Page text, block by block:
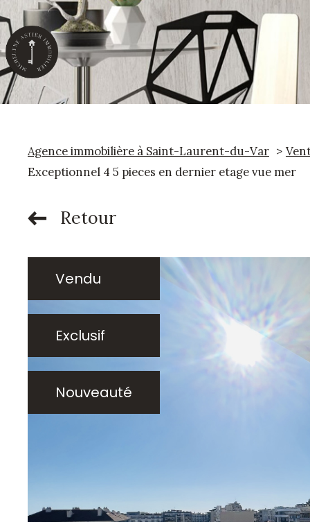
Agence immobilière à Saint-Laurent-du-Var
Exceptionnel 4 5 pieces en dernier etage vue mer
Retour
Vendu
Exclusif
Nouveauté